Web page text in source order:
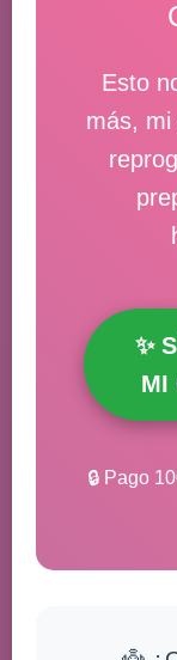
Esto
más,
✨
MI
🔒 Pago